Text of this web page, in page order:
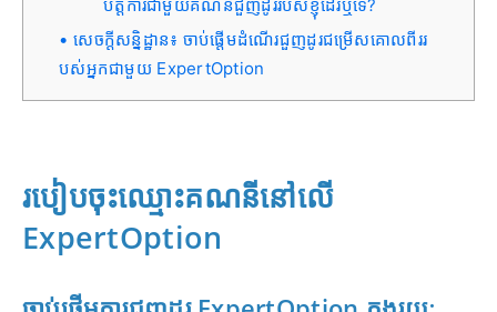
បត្តិការជាមួយគណនីជួញដូររបស់ខ្ញុំដែរឬទេ?
សេចក្តីសន្និដ្ឋាន៖ ចាប់ផ្តើមដំណើរជួញដូរជម្រើសគោលពីររ
បស់អ្នកជាមួយ ExpertOption
របៀបចុះឈ្មោះគណនីនៅលើ
ExpertOption